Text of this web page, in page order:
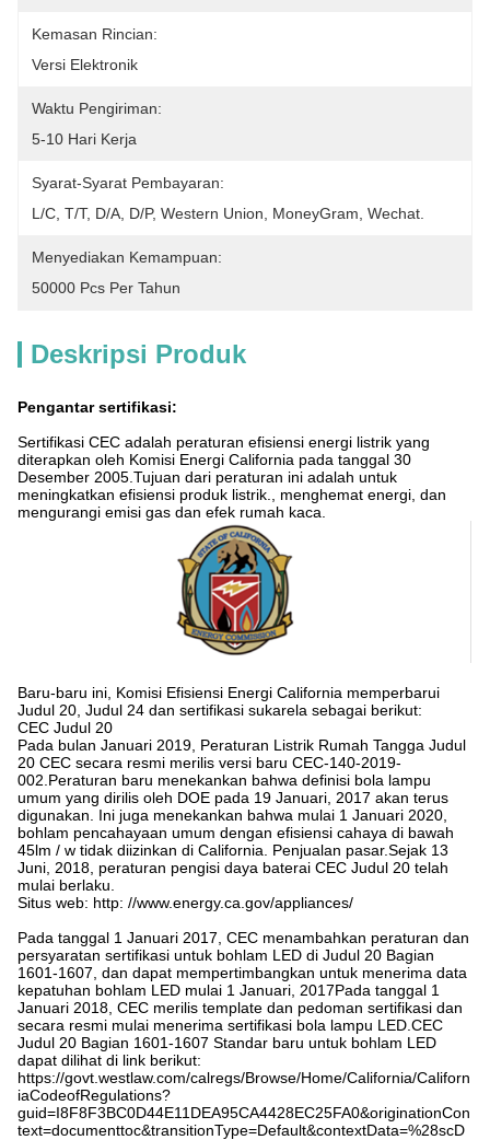
Kemasan Rincian:
Versi Elektronik
Waktu Pengiriman:
5-10 Hari Kerja
Syarat-Syarat Pembayaran:
L/C, T/T, D/A, D/P, Western Union, MoneyGram, Wechat.
Menyediakan Kemampuan:
50000 Pcs Per Tahun
Deskripsi Produk
Pengantar sertifikasi:
Sertifikasi CEC adalah peraturan efisiensi energi listrik yang
diterapkan oleh Komisi Energi California pada tanggal 30
Desember 2005.Tujuan dari peraturan ini adalah untuk
meningkatkan efisiensi produk listrik., menghemat energi, dan
mengurangi emisi gas dan efek rumah kaca.
Baru-baru ini, Komisi Efisiensi Energi California memperbarui
Judul 20, Judul 24 dan sertifikasi sukarela sebagai berikut:
CEC Judul 20
Pada bulan Januari 2019, Peraturan Listrik Rumah Tangga Judul
20 CEC secara resmi merilis versi baru CEC-140-2019-
002.Peraturan baru menekankan bahwa definisi bola lampu
umum yang dirilis oleh DOE pada 19 Januari, 2017 akan terus
digunakan. Ini juga menekankan bahwa mulai 1 Januari 2020,
bohlam pencahayaan umum dengan efisiensi cahaya di bawah
45lm / w tidak diizinkan di California. Penjualan pasar.Sejak 13
Juni, 2018, peraturan pengisi daya baterai CEC Judul 20 telah
mulai berlaku.
Situs web: http: //www.energy.ca.gov/appliances/
Pada tanggal 1 Januari 2017, CEC menambahkan peraturan dan
persyaratan sertifikasi untuk bohlam LED di Judul 20 Bagian
1601-1607, dan dapat mempertimbangkan untuk menerima data
kepatuhan bohlam LED mulai 1 Januari, 2017Pada tanggal 1
Januari 2018, CEC merilis template dan pedoman sertifikasi dan
secara resmi mulai menerima sertifikasi bola lampu LED.CEC
Judul 20 Bagian 1601-1607 Standar baru untuk bohlam LED
dapat dilihat di link berikut:
https://govt.westlaw.com/calregs/Browse/Home/California/Californ
iaCodeofRegulations?
guid=I8F8F3BC0D44E11DEA95CA4428EC25FA0&originationCon
text=documenttoc&transitionType=Default&contextData=%28scD